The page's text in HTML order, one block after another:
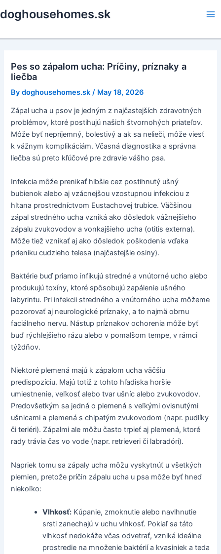
to
doghousehomes.sk
Pes so zápalom ucha: Príčiny, príznaky a
liečba
Bydoghousehomes.sk / May 18, 2026
Zápal ucha u psov je jedným z najčastejších zdravotných
problémov, ktoré postihujú našich štvornohých priateľov.
Môže byť nepríjemný, bolestivý a ak sa nelieči, môže viesť
k vážnym komplikáciám. Včasná diagnostika a správna
liečba sú preto kľúčové pre zdravie vášho psa.
Infekcia môže prenikať hlbšie cez postihnutý ušný
bubienok alebo aj vzácnejšou vzostupnou infekciou z
hltana prostredníctvom Eustachovej trubice. Väčšinou
zápal stredného ucha vzniká ako dôsledok vážnejšieho
zápalu zvukovodov a vonkajšieho ucha (otitis externa).
Môže tiež vznikať aj ako dôsledok poškodenia vďaka
prieniku cudzieho telesa (najčastejšie osiny).
Baktérie buď priamo infikujú stredné a vnútorné ucho alebo
produkujú toxíny, ktoré spôsobujú zapálenie ušného
labyrintu. Pri infekcii stredného a vnútorného ucha môžeme
pozorovať aj neurologické príznaky, a to najmä obrnu
faciálneho nervu. Nástup príznakov ochorenia môže byť
buď rýchlejšieho rázu alebo v pomalšom tempe, v rámci
týždňov.
Niektoré plemená majú k zápalom ucha väčšiu
predispozíciu. Majú totiž z tohto hľadiska horšie
umiestnenie, veľkosť alebo tvar ušníc alebo zvukovodov.
Predovšetkým sa jedná o plemená s veľkými ovisnutými
ušnicami a plemená s chlpatým zvukovodom (napr. pudlíky
či teriéri). Zápalmi ale môžu často trpieť aj plemená, ktoré
rady trávia čas vo vode (napr. retrieveri či labradóri).
Napriek tomu sa zápaly ucha môžu vyskytnúť u všetkých
plemien, pretože príčin zápalu ucha u psa môže byť hneď
niekoľko:
Vlhkosť: Kúpanie, zmoknutie alebo navlhnutie
srsti zanechajú v uchu vlhkosť. Pokiaľ sa táto
vlhkosť nedokáže včas odvetrať, vzniká ideálne
prostredie na množenie baktérií a kvasiniek a teda